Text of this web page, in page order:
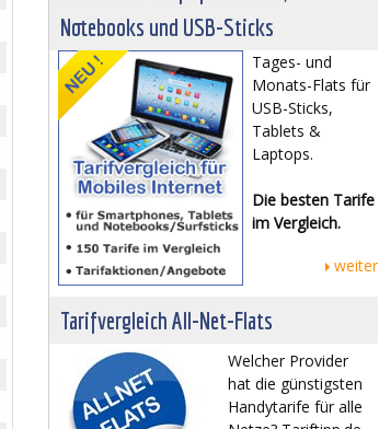
Notebooks und USB-Sticks
Tages- und
Monats-Flats für
USB-Sticks,
Tablets &
Laptops.
Die besten Tarife
im Vergleich.
weiter
Tarifvergleich All-Net-Flats
Welcher Provider
hat die günstigsten
Handytarife für alle